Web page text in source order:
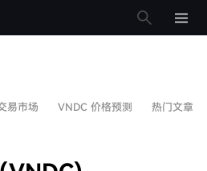
易市场 VNDC 价格预测 热门文章